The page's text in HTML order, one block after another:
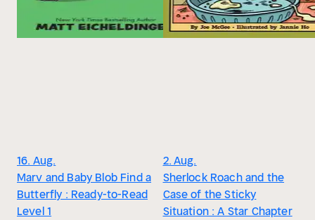
16. Aug.
Marv and Baby Blob Find a
Butterfly : Ready-to-Read
Level 1
2. Aug.
Sherlock Roach and the
Case of the Sticky
Situation : A Star Chapter